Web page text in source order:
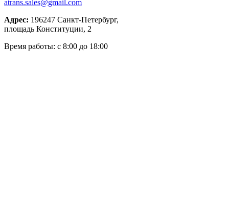
atrans.sales@gmail.com
Адрес: 196247 Санкт-Петербург,
площадь Конституции, 2
Время работы: с 8:00 до 18:00